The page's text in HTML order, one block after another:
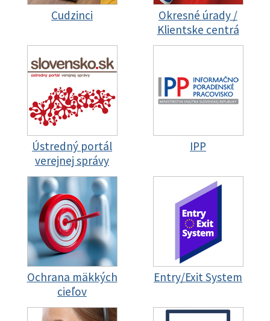
Cudzinci
Okresné úrady /
Klientske centrá
Ústredný portál
verejnej správy
IPP
Ochrana mäkkých
cieľov
Entry/Exit System